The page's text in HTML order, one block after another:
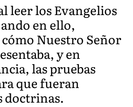
leer los Evangelios
en ello,
Nuestro Señor
y en
las pruebas
que fueran
doctrinas.